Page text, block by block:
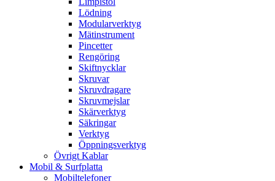
Lödning
Modularverktyg
Mätinstrument
Pincetter
Rengöring
Skiftnycklar
Skruvar
Skruvdragare
Skruvmejslar
Skärverktyg
Säkringar
Verktyg
Öppningsverktyg
Övrigt Kablar
Mobil & Surfplatta
Mobiltelefoner